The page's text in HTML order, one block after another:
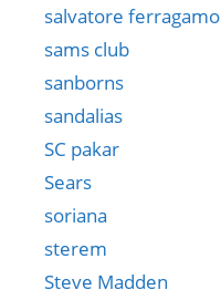
salvatore ferragamo
sams club
sanborns
sandalias
SC pakar
Sears
soriana
sterem
Steve Madden